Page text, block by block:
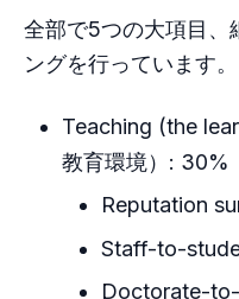
全部で5つの大項目、
ングを行っています。
Teaching (the
教育環境）: 30%
Reputation
Staff-to-
Doctorate-